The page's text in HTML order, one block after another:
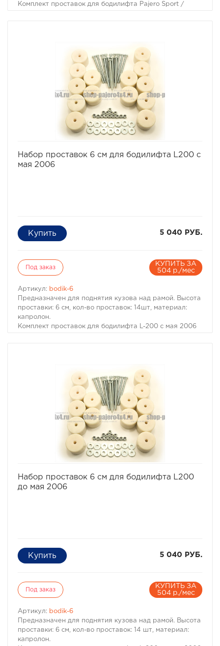
Комплект проставок для бодилифта Pajero Sport /
В комплект проставок для бодилифта Pajero Sport /
Montero Sport входят сами проставки, а также болты,
гайки и шайбы для крепления.
Характеристики Комплекта проставок для бодилифта
Pajero Sport / Montero Sport:
· Высота проставки: 6 см
· Кол-во проставок: 10 шт
· Материал: капролон
Набор проставок 6 см для бодилифта L200 с
мая 2006
5 040 РУБ.
Под заказ
КУПИТЬ ЗА
504 р./мес
Артикул: bodik-6
Предназначен для поднятия кузова над рамой. Высота
проставки: 6 см, кол-во проставок: 14шт, материал:
капролон.
Комплект проставок для бодилифта L-200 с мая 2006
В комплект проставок для бодилифта L-200 с мая 2006
входят сами проставки, а также болты, гайки и шайбы
Характеристики Комплекта проставок для бодилифта
L-200 с мая 2006:
· Высота проставки: 6 см
· Кол-во проставок: 14 шт
· Материал: капролон
Набор проставок 6 см для бодилифта L200
до мая 2006
5 040 РУБ.
Под заказ
КУПИТЬ ЗА
504 р./мес
Артикул: bodik-6
Предназначен для поднятия кузова над рамой. Высота
проставки: 6 см, кол-во проставок: 14 шт, материал:
капролон.